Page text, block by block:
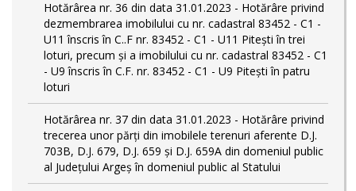
Hotărârea nr. 36 din data 31.01.2023 - Hotărâre privind
dezmembrarea imobilului cu nr. cadastral 83452 - C1 -
U11 înscris în C..F nr. 83452 - C1 - U11 Piteşti în trei
loturi, precum şi a imobilului cu nr. cadastral 83452 - C1
- U9 înscris în C.F. nr. 83452 - C1 - U9 Piteşti în patru
loturi
Hotărârea nr. 37 din data 31.01.2023 - Hotărâre privind
trecerea unor părţi din imobilele terenuri aferente D.J.
703B, D.J. 679, D.J. 659 şi D.J. 659A din domeniul public
al Judeţului Argeş în domeniul public al Statului